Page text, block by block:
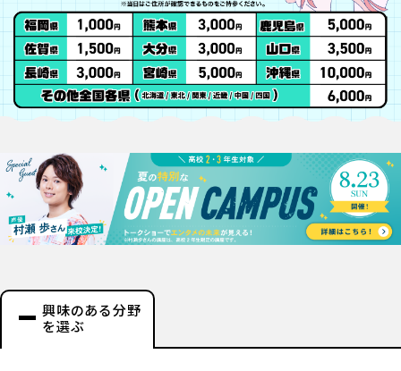
興味のある分野
を選ぶ